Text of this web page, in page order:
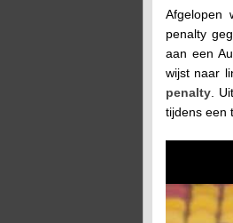
Afgelopen
penalty
aan een
wijst naar
penalty .
tijdens een